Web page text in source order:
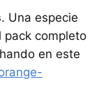
. Una especie
pack completo
en este